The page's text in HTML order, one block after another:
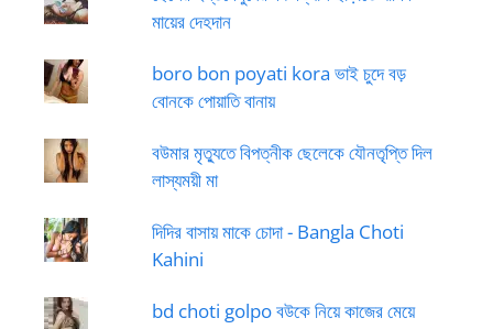
মায়ের দেহদান
boro bon poyati kora ভাই চুদে বড়
বোনকে পোয়াতি বানায়
বউমার মৃত্যুতে বিপত্নীক ছেলেকে যৌনতৃপ্তি দিল
লাস্যময়ী মা
দিদির বাসায় মাকে চোদা - Bangla Choti
Kahini
bd choti golpo বউকে নিয়ে কাজের মেয়ে